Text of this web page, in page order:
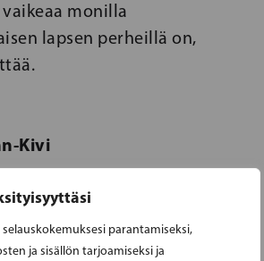
parantamiseksi,
ja sisällön tarjoamiseksi ja
monilla
lapsen perheillä on,
Kivi